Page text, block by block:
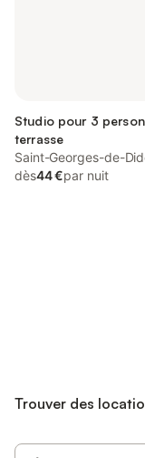
Studio pour 3
terrasse
Saint-Georges-de-
Rochefort
dès44 €par nuit
Trouver des